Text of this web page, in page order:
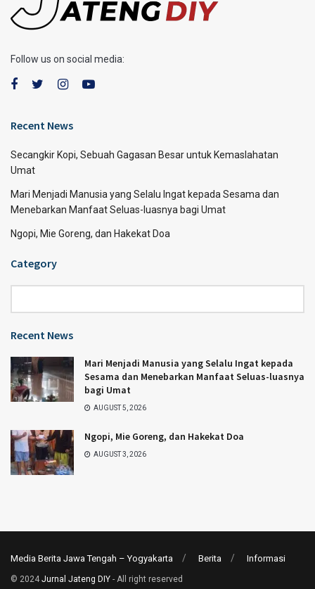
Follow us on social media:
Recent News
Secangkir Kopi, Sebuah Gagasan Besar untuk Kemaslahatan
Umat
Mari Menjadi Manusia yang Selalu Ingat kepada Sesama dan
Menebarkan Manfaat Seluas-luasnya bagi Umat
Ngopi, Mie Goreng, dan Hakekat Doa
Category
Recent News
Mari Menjadi Manusia yang Selalu Ingat kepada
Sesama dan Menebarkan Manfaat Seluas-luasnya
bagi Umat
AUGUST 5, 2026
Ngopi, Mie Goreng, dan Hakekat Doa
AUGUST 3, 2026
Media Berita Jawa Tengah – Yogyakarta Berita Informasi
© 2024 Jurnal Jateng DIY - All right reserved